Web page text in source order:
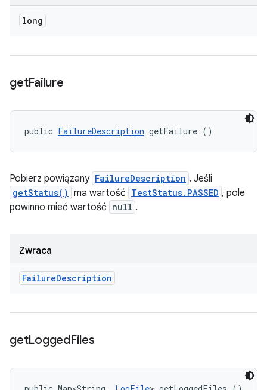
long
getFailure
public FailureDescription getFailure ()
Pobierz powiązany FailureDescription . Jeśli
getStatus() ma wartość TestStatus.PASSED , pole
powinno mieć wartość null .
Zwraca
FailureDescription
getLoggedFiles